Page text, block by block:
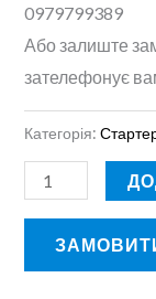
0979799389
Або залиште
зателефонує
Категорія: